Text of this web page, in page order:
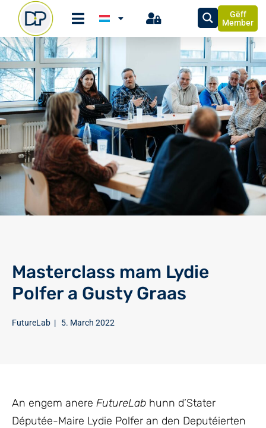
Gëff
Member
Masterclass mam Lydie
Polfer a Gusty Graas
FutureLab | 5. March 2022
An engem anere FutureLab hunn d’Stater
Députée-Maire Lydie Polfer an den Deputéierten